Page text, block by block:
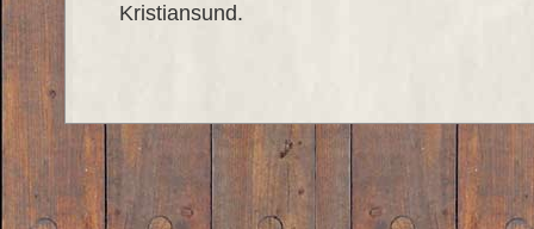
Kristiansund.